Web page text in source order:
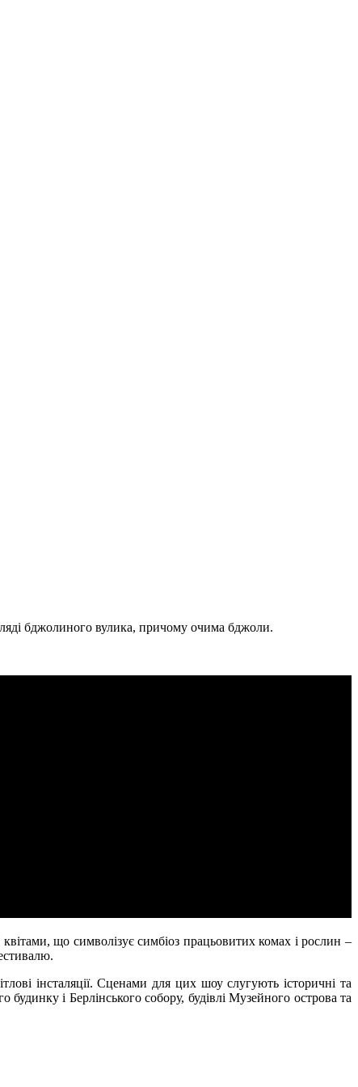
бджолиного вулика, причому очима бджоли.
що символізує симбіоз працьовитих комах і рослин –
інсталяції. Сценами для цих шоу слугують історичні та
і Берлінського собору, будівлі Музейного острова та